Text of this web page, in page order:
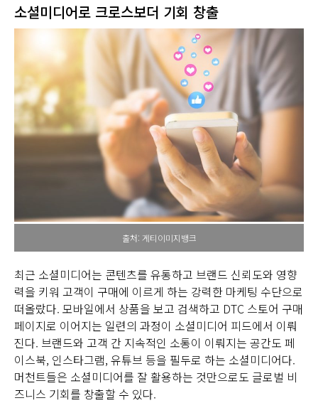
소셜미디어로 크로스보더 기회 창출
출처: 게티이미지뱅크
최근 소셜미디어는 콘텐츠를 유통하고 브랜드 신뢰도와 영향
력을 키워 고객이 구매에 이르게 하는 강력한 마케팅 수단으로
떠올랐다. 모바일에서 상품을 보고 검색하고 DTC 스토어 구매
페이지로 이어지는 일련의 과정이 소셜미디어 피드에서 이뤄
진다. 브랜드와 고객 간 지속적인 소통이 이뤄지는 공간도 페
이스북, 인스타그램, 유튜브 등을 필두로 하는 소셜미디어다.
머천트들은 소셜미디어를 잘 활용하는 것만으로도 글로벌 비
즈니스 기회를 창출할 수 있다.